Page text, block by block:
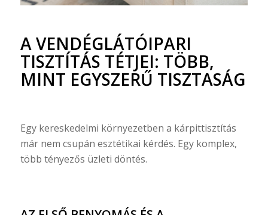
A VENDÉGLÁTÓIPARI
TISZTÍTÁS TÉTJEI: TÖBB,
MINT EGYSZERŰ TISZTASÁG
Egy kereskedelmi környezetben a kárpittisztítás
már nem csupán esztétikai kérdés. Egy komplex,
több tényezős üzleti döntés.